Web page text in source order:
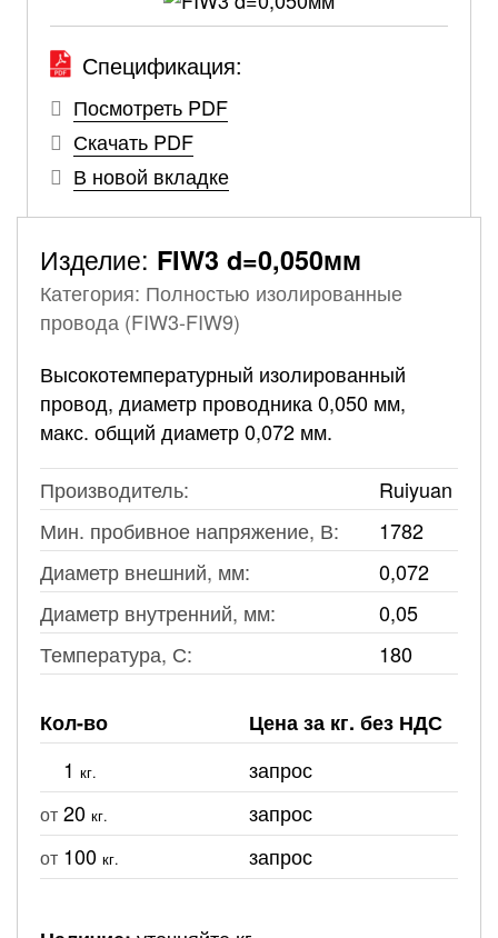
Спецификация:
Посмотреть PDF
Скачать PDF
В новой вкладке
Изделие: FIW3 d=0,050мм
Категория: Полностью изолированные
провода (FIW3-FIW9)
Высокотемпературный изолированный
провод, диаметр проводника 0,050 мм,
макс. общий диаметр 0,072 мм.
Производитель:
Ruiyuan
Мин. пробивное напряжение, В:
1782
Диаметр внешний, мм:
0,072
Диаметр внутренний, мм:
0,05
Температура, С:
180
Кол-во
Цена за кг. без НДС
1 кг. запрос
от 20 кг. запрос
от 100 кг. запрос